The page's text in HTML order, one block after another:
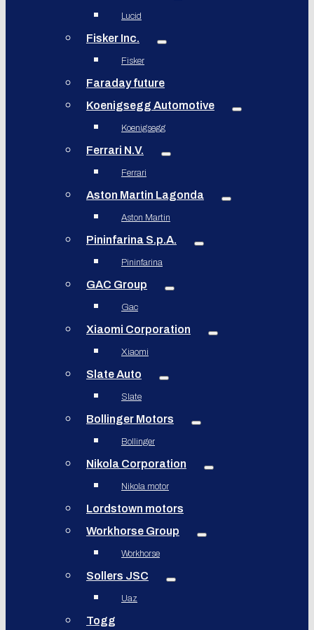
Lucid
Fisker Inc.
Fisker
Faraday future
Koenigsegg Automotive
Koenigsegg
Ferrari N.V.
Ferrari
Aston Martin Lagonda
Aston Martin
Pininfarina S.p.A.
Pininfarina
GAC Group
Gac
Xiaomi Corporation
Xiaomi
Slate Auto
Slate
Bollinger Motors
Bollinger
Nikola Corporation
Nikola motor
Lordstown motors
Workhorse Group
Workhorse
Sollers JSC
Uaz
Togg